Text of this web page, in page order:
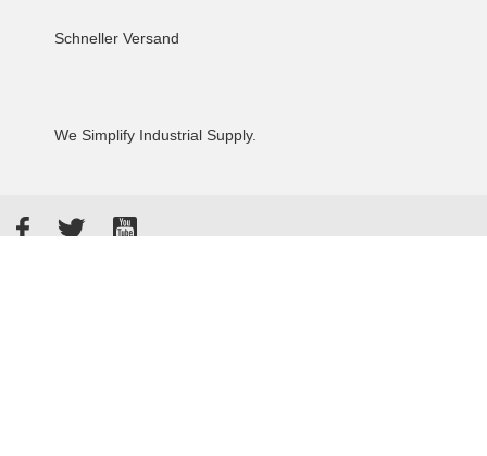
Schneller Versand
We Simplify Industrial Supply.
FacebookTwitterYouTube